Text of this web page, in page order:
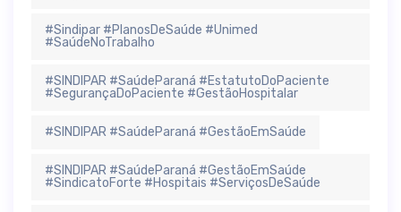
#Sindipar #PlanosDeSaúde #Unimed
#SaúdeNoTrabalho
#SINDIPAR #SaúdeParaná #EstatutoDoPaciente
#SegurançaDoPaciente #GestãoHospitalar
#SINDIPAR #SaúdeParaná #GestãoEmSaúde
#SINDIPAR #SaúdeParaná #GestãoEmSaúde
#SindicatoForte #Hospitais #ServiçosDeSaúde